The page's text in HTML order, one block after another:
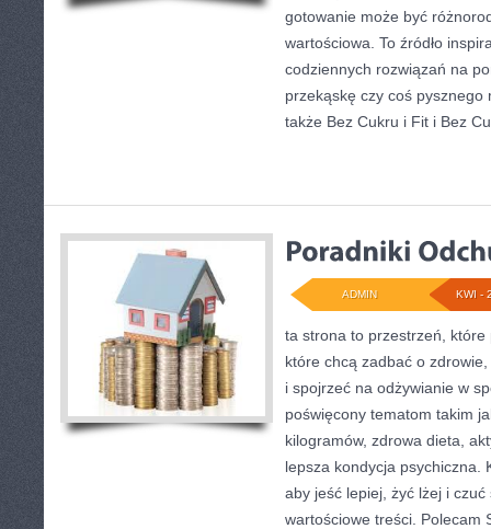
gotowanie może być
wartościowa. To źródło
codziennych rozwiązań na
przekąskę czy coś pysznego
także Bez Cukru i Fit i Bez
KWI -
ADMIN
ta strona to przestrzeń, które
które chcą zadbać o
i spojrzeć na odżywianie w
poświęcony tematom takim
kilogramów, zdrowa dieta,
lepsza kondycja psychiczna.
aby jeść lepiej, żyć lżej i
wartościowe treści. Polecam